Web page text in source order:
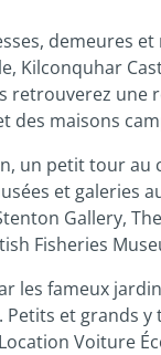
demeures
une
maisons
un petit tour
et galeries
Gallery,
Fisheries
les fameux
Petits et
Voiture